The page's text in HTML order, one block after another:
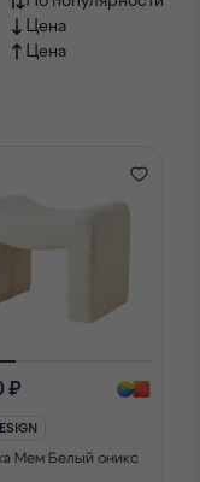
Цена
Цена
₽
Мем Белый оникс